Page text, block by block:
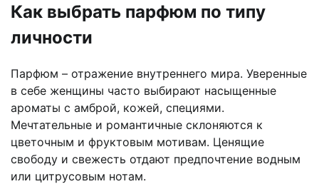
Как выбрать парфюм по типу
личности
Парфюм – отражение внутреннего мира. Уверенные
в себе женщины часто выбирают насыщенные
ароматы с амброй, кожей, специями.
Мечтательные и романтичные склоняются к
цветочным и фруктовым мотивам. Ценящие
свободу и свежесть отдают предпочтение водным
или цитрусовым нотам.